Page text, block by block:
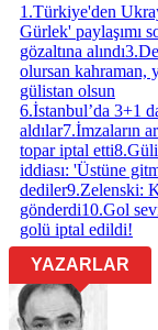
1 .Türkiye'den
Gürlek' paylaşımı
gözaltına alındı3.
olursan kahraman,
gülistan olsun
6.İstanbul’da 3+1
aldılar7.İmzaların
topar iptal etti8.
iddiası: 'Üstüne
dediler9.Zelenski:
gönderdi10.Gol
golü iptal edildi!
YAZARLAR